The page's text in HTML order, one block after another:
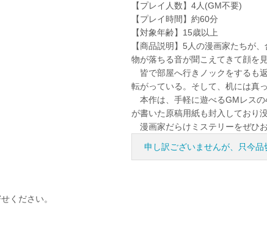
【プレイ人数】4人(GM不要)
【プレイ時間】約60分
【対象年齢】15歳以上
【商品説明】5人の漫画家たちが
物が落ちる音が聞こえてきて顔を
皆で部屋へ行きノックをするも
転がっている。そして、机には真
本作は、手軽に遊べるGMレスの
が書いた原稿用紙も封入しており
漫画家だらけミステリーをぜひお
申し訳ございませんが、只今品
ください。